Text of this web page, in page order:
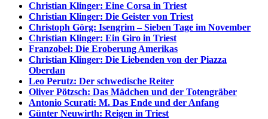
Christian Klinger: Eine Corsa in Triest
Christian Klinger: Die Geister von Triest
Christoph Görg: Isengrim – Sieben Tage im November
Christian Klinger: Ein Giro in Triest
Franzobel: Die Eroberung Amerikas
Christian Klinger: Die Liebenden von der Piazza
Oberdan
Leo Perutz: Der schwedische Reiter
Oliver Pötzsch: Das Mädchen und der Totengräber
Antonio Scurati: M. Das Ende und der Anfang
Günter Neuwirth: Reigen in Triest